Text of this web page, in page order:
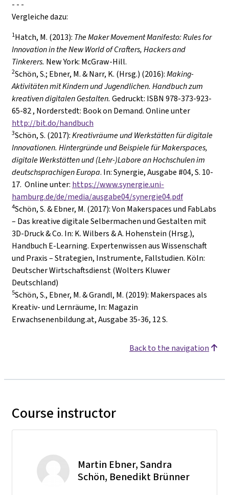
- - -
Vergleiche dazu:
1Hatch, M. (2013): The Maker Movement Manifesto: Rules for
Innovation in the New World of Crafters, Hackers and
Tinkerers. New York: McGraw-Hill.
2Schön, S.; Ebner, M. & Narr, K. (Hrsg.) (2016):Making-
Aktivitäten mit Kindern und Jugendlichen. Handbuch zum
kreativen digitalen Gestalten. Gedruckt: ISBN 978-373-923-
65-82 , Norderstedt: Book on Demand. Online unter
http://bit.do/handbuch
3Schön, S. (2017):Kreativräume und Werkstätten für digitale
Innovationen. Hintergründe und Beispiele für Makerspaces,
digitale Werkstätten und (Lehr-)Labore an Hochschulen im
deutschsprachigen Europa. In: Synergie, Ausgabe #04, S. 10-
17. Online unter: https://www.synergie.uni-
hamburg.de/de/media/ausgabe04/synergie04.pdf
4Schön, S. & Ebner, M. (2017): Von Makerspaces und FabLabs
– Das kreative digitale Selbermachen und Gestalten mit
3D-Druck & Co. In: K. Wilbers & A. Hohenstein (Hrsg.),
Handbuch E-Learning. Expertenwissen aus Wissenschaft
und Praxis – Strategien, Instrumente, Fallstudien. Köln:
Deutscher Wirtschaftsdienst (Wolters Kluwer
Deutschland)
5Schön, S., Ebner, M. & Grandl, M. (2019): Makerspaces als
Kreativ- und Lernräume, In: Magazin
Erwachsenenbildung.at, Ausgabe 35-36, 12 S.
Back to the navigation
Course instructor
Martin Ebner, Sandra
Schön, Benedikt Brünner